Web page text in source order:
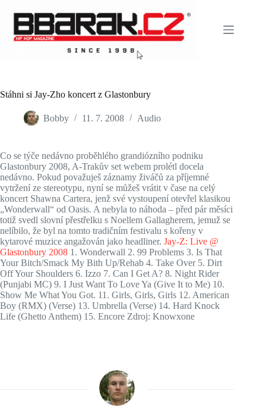
content
Stáhni si Jay-Zho koncert z Glastonbury
Bobby 11. 7. 2008 Audio
Co se týče nedávno proběhlého grandiózního podniku
Glastonbury 2008, A-Trakův set webem prolétl docela
nedávno. Pokud považuješ záznamy živáčů za příjemné
vytržení ze stereotypu, nyní se můžeš vrátit v čase na celý
koncert Shawna Cartera, jenž své vystoupení otevřel klasikou
„Wonderwall“ od Oasis. A nebyla to náhoda – před pár měsíci
totiž svedl slovní přestřelku s Noellem Gallagherem, jemuž se
nelíbilo, že byl na tomto tradičním festivalu s kořeny v
kytarové muzice angažován jako headliner. Jay-Z: Live @
Glastonbury 2008 1. Wonderwall 2. 99 Problems 3. Is That
Your Bitch/Smack My Bith Up/Rehab 4. Take Over 5. Dirt
Off Your Shoulders 6. Izzo 7. Can I Get A? 8. Night Rider
(Punjabi MC) 9. I Just Want To Love Ya (Give It to Me) 10.
Show Me What You Got. 11. Girls, Girls, Girls 12. American
Boy (RMX) (Verse) 13. Umbrella (Verse) 14. Hard Knock
Life (Ghetto Anthem) 15. Encore Zdroj: Knowxone